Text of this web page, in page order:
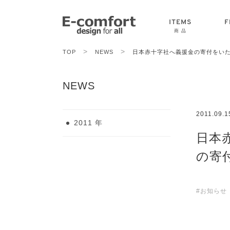
ITEMS
商 品
TOP > NEWS > 日本赤十字社へ義援金の寄付をい
NEWS
2011 年
日本
の寄
#お知らせ